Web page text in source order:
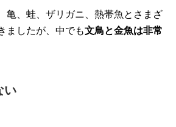
亀、蛙、ザリガニ、熱帯魚とさまざ
ましたが、中でも文鳥と金魚は非常
い